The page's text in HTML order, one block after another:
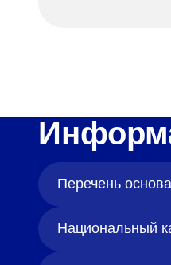
Перечень
Национальный